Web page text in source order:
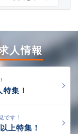
人情報
集！
です！
上特集！